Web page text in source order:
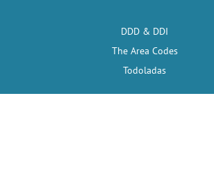
DDD & DDI
The Area Codes
Todoladas